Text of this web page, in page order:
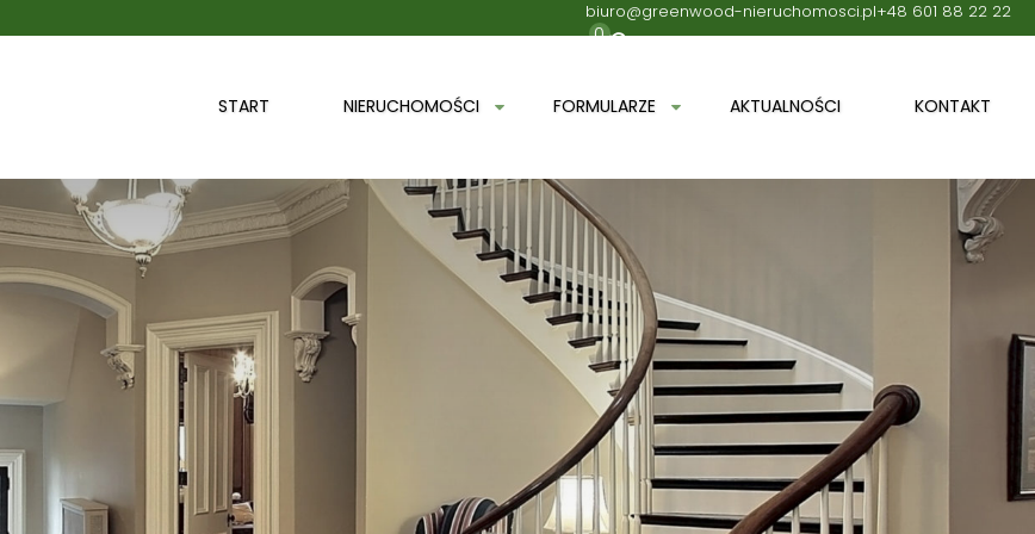
biuro@greenwood-nieruchomosci.pl+48 601 88 22 22
0
START NIERUCHOMOŚCI FORMULARZE AKTUALNOŚCI KONTAKT